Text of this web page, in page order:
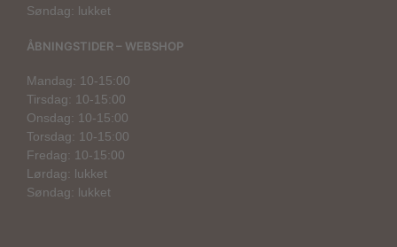
Søndag: lukket
ÅBNINGSTIDER – WEBSHOP
Mandag: 10-15:00
Tirsdag: 10-15:00
Onsdag: 10-15:00
Torsdag: 10-15:00
Fredag: 10-15:00
Lørdag: lukket
Søndag: lukket